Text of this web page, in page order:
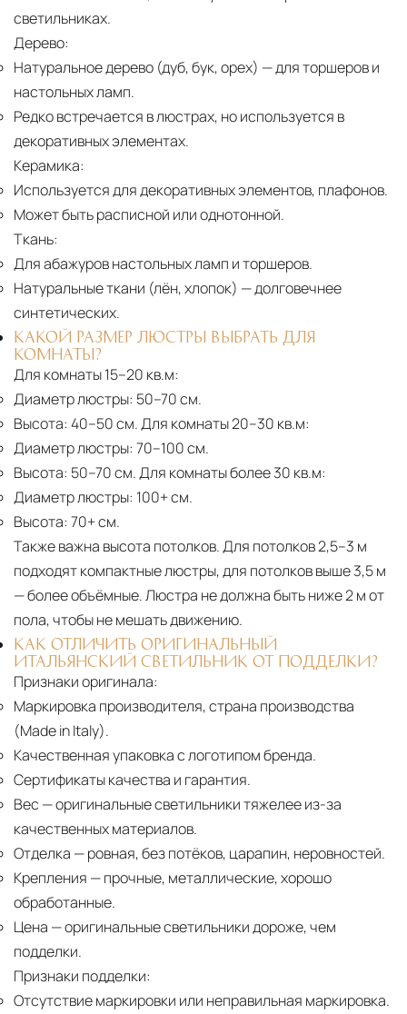
светильниках.
Дерево:
Натуральное дерево (дуб, бук, орех) — для торшеров и
настольных ламп.
Редко встречается в люстрах, но используется в
декоративных элементах.
Керамика:
Используется для декоративных элементов, плафонов.
Может быть расписной или однотонной.
Ткань:
Для абажуров настольных ламп и торшеров.
Натуральные ткани (лён, хлопок) — долговечнее
синтетических.
КАКОЙ РАЗМЕР ЛЮСТРЫ ВЫБРАТЬ ДЛЯ
КОМНАТЫ?
Для комнаты 15–20 кв.м:
Диаметр люстры: 50–70 см.
Высота: 40–50 см. Для комнаты 20–30 кв.м:
Диаметр люстры: 70–100 см.
Высота: 50–70 см. Для комнаты более 30 кв.м:
Диаметр люстры: 100+ см.
Высота: 70+ см.
Также важна высота потолков. Для потолков 2,5–3 м
подходят компактные люстры, для потолков выше 3,5 м
— более объёмные. Люстра не должна быть ниже 2 м от
пола, чтобы не мешать движению.
КАК ОТЛИЧИТЬ ОРИГИНАЛЬНЫЙ
ИТАЛЬЯНСКИЙ СВЕТИЛЬНИК ОТ ПОДДЕЛКИ?
Признаки оригинала:
Маркировка производителя, страна производства
(Made in Italy).
Качественная упаковка с логотипом бренда.
Сертификаты качества и гарантия.
Вес — оригинальные светильники тяжелее из-за
качественных материалов.
Отделка — ровная, без потёков, царапин, неровностей.
Крепления — прочные, металлические, хорошо
обработанные.
Цена — оригинальные светильники дороже, чем
подделки.
Признаки подделки:
Отсутствие маркировки или неправильная маркировка.